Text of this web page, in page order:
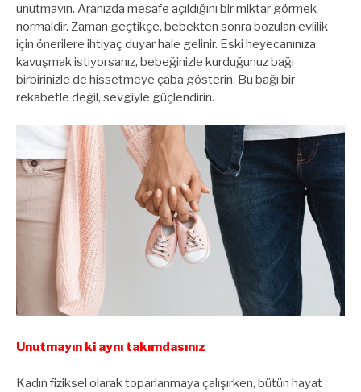
unutmayın. Aranızda mesafe açıldığını bir miktar görmek
normaldir. Zaman geçtikçe, bebekten sonra bozulan evlilik
için önerilere ihtiyaç duyar hale gelinir. Eski heyecanınıza
kavuşmak istiyorsanız, bebeğinizle kurduğunuz bağı
birbirinizle de hissetmeye çaba gösterin. Bu bağı bir
rekabetle değil, sevgiyle güçlendirin.
Unutmayın ki aynı takımdasınız
Kadın fiziksel olarak toparlanmaya çalışırken, bütün hayat